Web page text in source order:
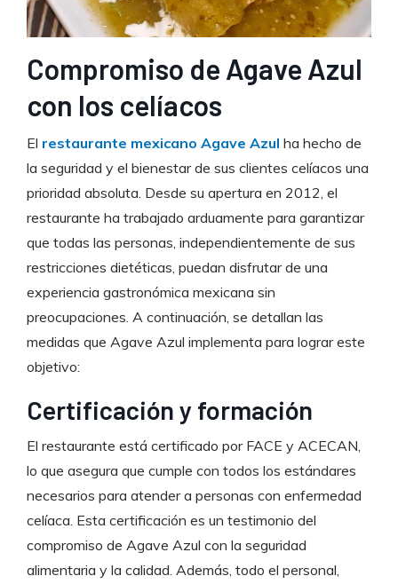
Compromiso de Agave Azul
con los celíacos
El restaurante mexicano Agave Azul ha hecho de
la seguridad y el bienestar de sus clientes celíacos una
prioridad absoluta. Desde su apertura en 2012, el
restaurante ha trabajado arduamente para garantizar
que todas las personas, independientemente de sus
restricciones dietéticas, puedan disfrutar de una
experiencia gastronómica mexicana sin
preocupaciones. A continuación, se detallan las
medidas que Agave Azul implementa para lograr este
objetivo:
Certificación y formación
El restaurante está certificado por FACE y ACECAN,
lo que asegura que cumple con todos los estándares
necesarios para atender a personas con enfermedad
celíaca. Esta certificación es un testimonio del
compromiso de Agave Azul con la seguridad
alimentaria y la calidad. Además, todo el personal,